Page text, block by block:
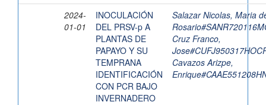
2024-
01-01
INOCULACIÓN
DEL PRSV-p A
PLANTAS DE
PAPAYO Y SU
TEMPRANA
IDENTIFICACIÓN
CON PCR BAJO
INVERNADERO
Salazar Nicolas, Maria
Cruz Franco,
Cavazos Arizpe,